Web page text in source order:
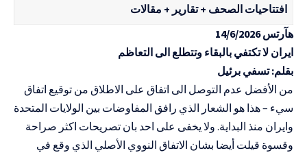
افتتاحيات الصحف + تقارير + مقالات
هآرتس 14/6/2026
ايران لا تكتفي بالبقاء وتتطلع الى التعاظم
بقلم: تسفي برئيل
من الأفضل عدم التوصل الى اتفاق على الاطلاق من توقيع اتفاق
سيء – هذا هو الشعار الذي رافق المفاوضات بين الولايات المتحدة
وايران منذ البداية. ولا يخفى على احد بان تصريحات اكثر صراحة
وقسوة قيلت أيضا بشان الاتفاق النووي الأصلي الذي وقع في